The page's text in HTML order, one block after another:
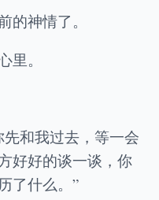
的神情了。
里。
和我过去，等一会
好好的谈一谈，你
了什么。”